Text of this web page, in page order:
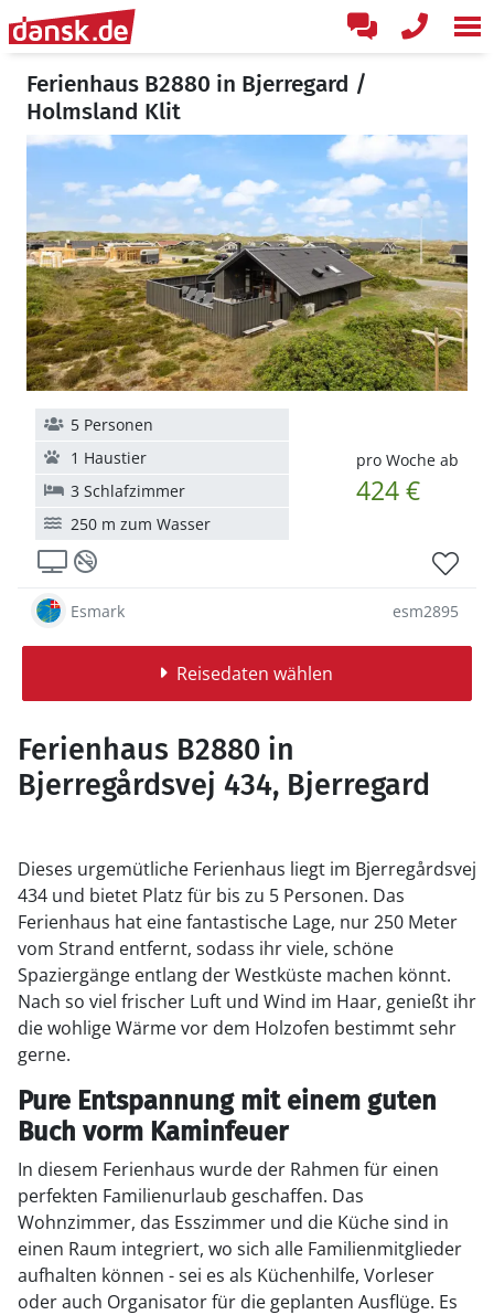
Ferienhaus B2880 in Bjerregard /
Holmsland Klit
pro Woche ab
424 €
5 Personen
1 Haustier
3 Schlafzimmer
250 m zum Wasser
Esmark esm2895
Reisedaten wählen
Ferienhaus B2880 in
Bjerregårdsvej 434, Bjerregard
Dieses urgemütliche Ferienhaus liegt im Bjerregårdsvej
434 und bietet Platz für bis zu 5 Personen. Das
Ferienhaus hat eine fantastische Lage, nur 250 Meter
vom Strand entfernt, sodass ihr viele, schöne
Spaziergänge entlang der Westküste machen könnt.
Nach so viel frischer Luft und Wind im Haar, genießt ihr
die wohlige Wärme vor dem Holzofen bestimmt sehr
gerne.
Pure Entspannung mit einem guten
Buch vorm Kaminfeuer
In diesem Ferienhaus wurde der Rahmen für einen
perfekten Familienurlaub geschaffen. Das
Wohnzimmer, das Esszimmer und die Küche sind in
einen Raum integriert, wo sich alle Familienmitglieder
aufhalten können - sei es als Küchenhilfe, Vorleser
oder auch Organisator für die geplanten Ausflüge. Es